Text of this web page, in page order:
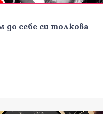
до себе си толкова